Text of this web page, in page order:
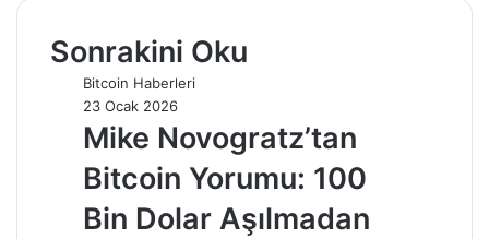
Sonrakini Oku
Bitcoin Haberleri
23 Ocak 2026
Mike Novogratz’tan
Bitcoin Yorumu: 100
Bin Dolar Aşılmadan